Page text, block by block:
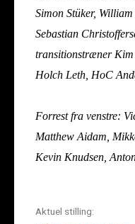
Simon Stüker,
Sebastian
transitionstræner
Holch Leth, HoC
Forrest fra venstre:
Matthew Aidam,
Kevin Knudsen,
Aktuel stilling: